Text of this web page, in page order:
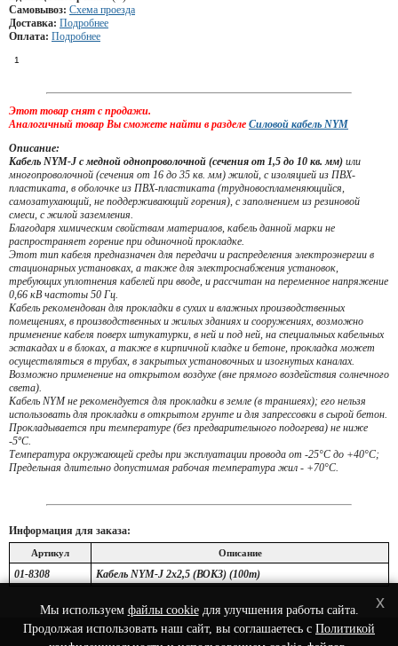
Мы используем файлы cookieдля улучшения работы сайта.
Продолжая использовать наш сайт, вы соглашаетесь с Политикой
x
Самовывоз: Схема проезда
Доставка: Подробнее
Оплата: Подробнее
Этот товар снят с продажи.
Аналогичный товар Вы сможете найти в разделе Силовой кабель NYM
Описание:
Кабель NYM-J с медной однопроволочной (сечения от 1,5 до 10 кв. мм) или
многопроволочной (сечения от 16 до 35 кв. мм) жилой, с изоляцией из ПВХ-
пластиката, в оболочке из ПВХ-пластиката (трудновоспламеняющийся,
самозатухающий, не поддерживающий горения), с заполнением из резиновой
смеси, с жилой заземления.
Благодаря химическим свойствам материалов, кабель данной марки не
распространяет горение при одиночной прокладке.
Этот тип кабеля предназначен для передачи и распределения электроэнергии в
стационарных установках, а также для электроснабжения установок,
требующих уплотнения кабелей при вводе, и рассчитан на переменное напряжение
0,66 кВ частоты 50 Гц.
Кабель рекомендован для прокладки в сухих и влажных производственных
помещениях, в производственных и жилых зданиях и сооружениях, возможно
применение кабеля поверх штукатурки, в ней и под ней, на специальных кабельных
эстакадах и в блоках, а также в кирпичной кладке и бетоне, прокладка может
осуществляться в трубах, в закрытых установочных и изогнутых каналах.
Возможно применение на открытом воздухе (вне прямого воздействия солнечного
света).
Кабель NYM не рекомендуется для прокладки в земле (в траншеях); его нельзя
использовать для прокладки в открытом грунте и для запрессовки в сырой бетон.
Прокладывается при температуре (без предварительного подогрева) не ниже
-5ºС.
Температура окружающей среды при эксплуатации провода от -25°С до +40°С;
Предельная длительно допустимая рабочая температура жил - +70°С.
Информация для заказа:
Артикул Описание
01-8308 Кабель NYM-J 2х2,5 (ВОКЗ) (100m)
© 2022 Интернет-Магазин сетевого оборудования - Nets-Shop.ru.